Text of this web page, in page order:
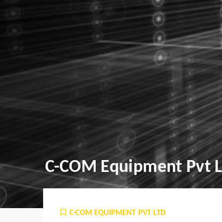
C-COM Equipment Pvt
C-COM EQUIPMENT PVT LTD